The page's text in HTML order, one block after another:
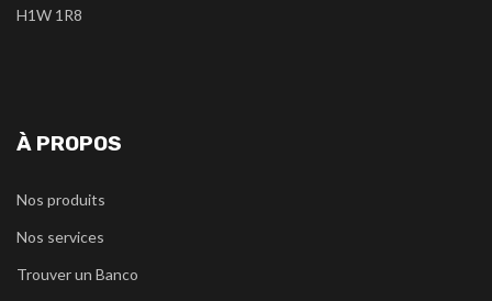
H1W 1R8
À PROPOS
Nos produits
Nos services
Trouver un Banco